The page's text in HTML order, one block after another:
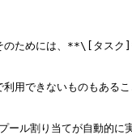
ためには、**\[タス
用できないものもある
ル割り当てが自動的に実